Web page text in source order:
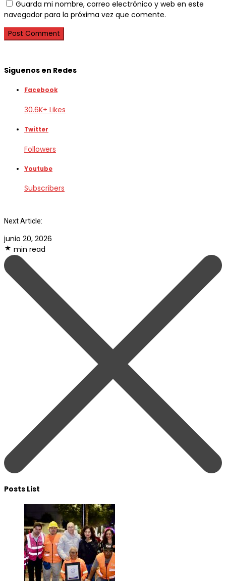
Guarda mi nombre, correo electrónico y web en este
navegador para la próxima vez que comente.
Siguenos en Redes
Facebook
30.6K+ Likes
Twitter
Followers
Youtube
Subscribers
Next Article:
junio 20, 2026
min read
Posts List